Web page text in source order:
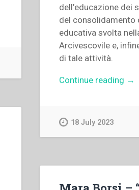
dell’educazione dei
del consolidamento
educativa svolta
Arcivescovile e,
di tale attività.
Continue reading →
18 July 2023